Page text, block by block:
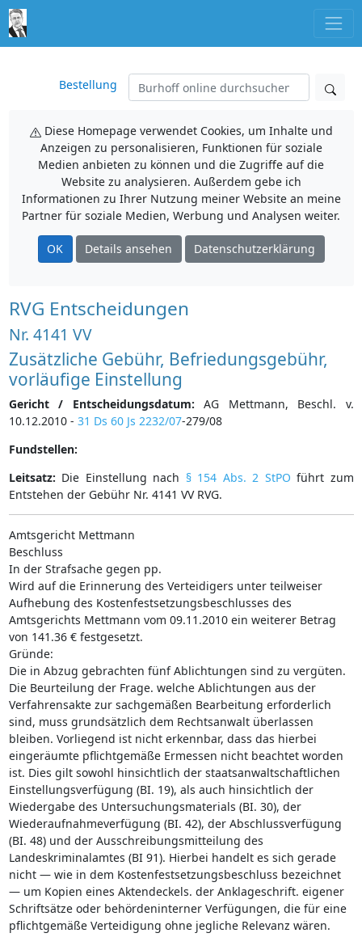
Bestellung
Diese Homepage verwendet Cookies, um Inhalte und
Anzeigen zu personalisieren, Funktionen für soziale
Medien anbieten zu können und die Zugriffe auf die
Website zu analysieren. Außerdem gebe ich
Informationen zu Ihrer Nutzung meiner Website an meine
Partner für soziale Medien, Werbung und Analysen weiter.
OK Details ansehen Datenschutzerklärung
RVG Entscheidungen
Nr. 4141 VV
Zusätzliche Gebühr, Befriedungsgebühr,
vorläufige Einstellung
Gericht / Entscheidungsdatum: AG Mettmann, Beschl. v.
10.12.2010 - 31 Ds 60 Js 2232/07-279/08
Fundstellen:
Leitsatz: Die Einstellung nach § 154 Abs. 2 StPO führt zum
Entstehen der Gebühr Nr. 4141 VV RVG.
Amtsgericht Mettmann
Beschluss
In der Strafsache gegen pp.
Wird auf die Erinnerung des Verteidigers unter teilweiser
Aufhebung des Kostenfestsetzungsbeschlusses des
Amtsgerichts Mettmann vom 09.11.2010 ein weiterer Betrag
von 141.36 € festgesetzt.
Gründe:
Die in Abzug gebrachten fünf Ablichtungen sind zu vergüten.
Die Beurteilung der Frage. welche Ablichtungen aus der
Verfahrensakte zur sachgemäßen Bearbeitung erforderlich
sind, muss grundsätzlich dem Rechtsanwalt überlassen
bleiben. Vorliegend ist nicht erkennbar, dass das hierbei
eingeräumte pflichtgemäße Ermessen nicht beachtet worden
ist. Dies gilt sowohl hinsichtlich der staatsanwaltschaftlichen
Einstellungsverfügung (BI. 19), als auch hinsichtlich der
Wiedergabe des Untersuchungsmaterials (BI. 30), der
Wiederaufnahmeverfügung (BI. 42), der Abschlussverfügung
(BI. 48) und der Ausschreibungsmitteilung des
Landeskriminalamtes (BI 91). Hierbei handelt es sich gerade
nicht — wie in dem Kostenfestsetzungsbeschluss bezeichnet
— um Kopien eines Aktendeckels. der Anklageschrift. eigener
Schriftsätze oder behördeninterner Verfügungen, die für eine
pflichtgemäße Verteidigung ohne jegliche Relevanz wären.